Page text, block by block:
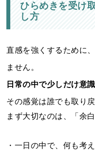
ひらめきを受け
し方
直感を強くするために
ません。
日常の中で少しだけ意
その感覚は誰でも取り
まず大切なのは、「余
・一日の中で、何も考